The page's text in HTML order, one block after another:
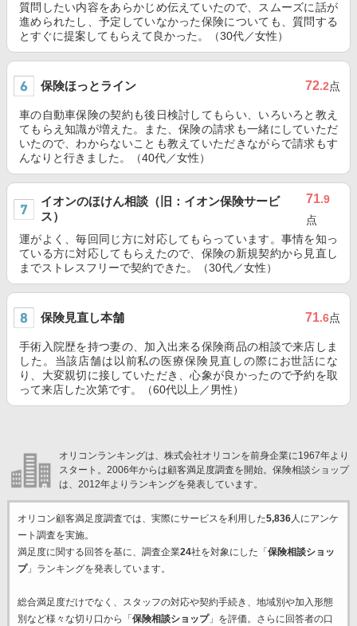
質問したい内容をあらかじめ伝えていたので、スムーズに話が
進められたし、予定していなかった保険についても、質問する
とすぐに提案してもらえて良かった。（30代／女性）
保険ほっとライン 72.2点
車の自動車保険の契約も後日検討してもらい、いろいろと教え
てもらえ知識が増えた。また、保険の請求も一緒にしていただ
いたので、わからないことも教えていただきながらで請求もす
んなりと行きました。（40代／女性）
イオンのほけん相談（旧：イオン保険サービ
ス）
71.9
点
運がよく、毎回同じ方に対応してもらっています。事情を知っ
ている方に対応してもらえたので、保険の新規契約から見直し
までストレスフリーで契約できた。（30代／女性）
保険見直し本舗 71.6点
手術入院歴を持つ妻の、加入出来る保険商品の相談で来店しま
した。当該店舗は以前私の医療保険見直しの際にお世話にな
り、大変親切に接していただき、心象が良かったので予約を取
って来店した次第です。（60代以上／男性）
オリコンランキングは、株式会社オリコンを前身企業に1967年より
スタート。2006年からは顧客満足度調査を開始。保険相談ショップ
は、2012年よりランキングを発表しています。
オリコン顧客満足度調査では、実際にサービスを利用した5,836人にアンケ
ート調査を実施。
満足度に関する回答を基に、調査企業24社を対象にした「 保険相談ショッ
プ」ランキングを発表しています。
総合満足度だけでなく、スタッフの対応や契約手続き、地域別や加入形態
別など様々な切り口から「 保険相談ショップ」を評価。さらに回答者の口